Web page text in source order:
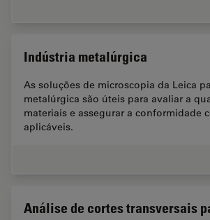
Indústria metalúrgica
As soluções de microscopia da Leica
metalúrgica são úteis para avaliar a
materiais e assegurar a conformidade
aplicáveis.
Análise de cortes transversais